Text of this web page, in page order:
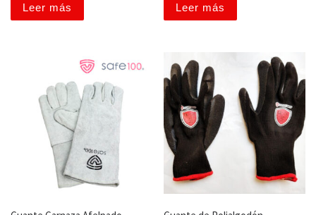
Leer más Leer más